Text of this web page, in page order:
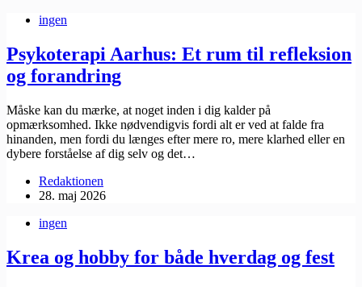
ingen
Psykoterapi Aarhus: Et rum til refleksion
og forandring
Måske kan du mærke, at noget inden i dig kalder på
opmærksomhed. Ikke nødvendigvis fordi alt er ved at falde fra
hinanden, men fordi du længes efter mere ro, mere klarhed eller en
dybere forståelse af dig selv og det…
Redaktionen
28. maj 2026
ingen
Krea og hobby for både hverdag og fest